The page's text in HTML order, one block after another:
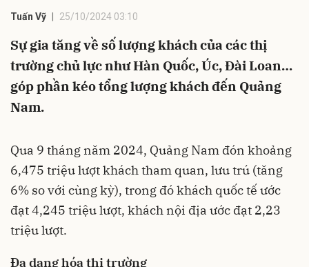
Tuấn Vỹ 25/10/2024 03:10
Sự gia tăng về số lượng khách của các thị
trường chủ lực như Hàn Quốc, Úc, Đài Loan…
góp phần kéo tổng lượng khách đến Quảng
Nam.
Qua 9 tháng năm 2024, Quảng Nam đón khoảng
6,475 triệu lượt khách tham quan, lưu trú (tăng
6% so với cùng kỳ), trong đó khách quốc tế ước
đạt 4,245 triệu lượt, khách nội địa ước đạt 2,23
triệu lượt.
Đa dạng hóa thị trường
Hủy